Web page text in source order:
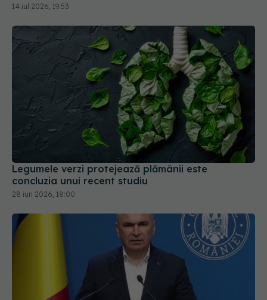
14 iul 2026, 19:53
Legumele verzi protejează plămânii este
concluzia unui recent studiu
28 iun 2026, 18:00